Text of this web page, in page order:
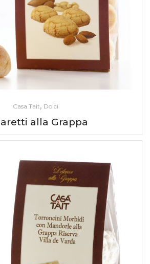
Casa Tait, Dolci
alla Grappa